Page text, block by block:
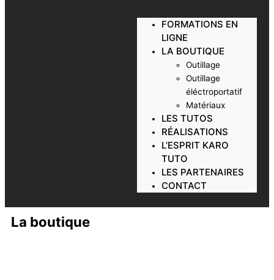
FORMATIONS EN
LIGNE
LA BOUTIQUE
Outillage
Outillage
éléctroportatif
Matériaux
LES TUTOS
RÉALISATIONS
L’ESPRIT KARO
TUTO
LES PARTENAIRES
CONTACT
La boutique